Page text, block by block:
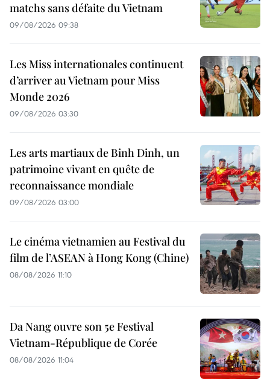
matchs sans défaite du Vietnam
09/08/2026 09:38
Les Miss internationales continuent
d’arriver au Vietnam pour Miss
Monde 2026
09/08/2026 03:30
Les arts martiaux de Binh Dinh, un
patrimoine vivant en quête de
reconnaissance mondiale
09/08/2026 03:00
Le cinéma vietnamien au Festival du
film de l’ASEAN à Hong Kong (Chine)
08/08/2026 11:10
Da Nang ouvre son 5e Festival
Vietnam-République de Corée
08/08/2026 11:04